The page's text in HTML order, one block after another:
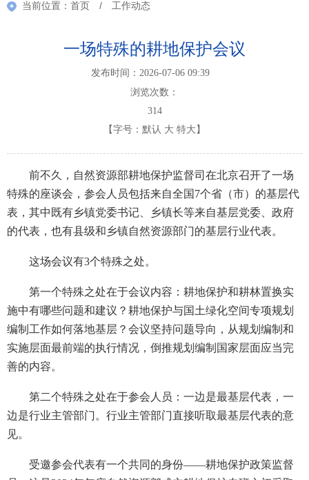
当前位置： 首页 / 工作动态
一场特殊的耕地保护会议
发布时间：2026-07-06 09:39
浏览次数：
314
【字号： 默认 大 特大 】
前不久，自然资源部耕地保护监督司在北京召开了一场
特殊的座谈会，参会人员包括来自全国7个省（市）的基层代
表，其中既有乡镇党委书记、乡镇长等来自基层党委、政府
的代表，也有县级和乡镇自然资源部门的基层行业代表。
这场会议有3个特殊之处。
第一个特殊之处在于会议内容：耕地保护和耕林置换实
施中有哪些问题和建议？耕地保护与国土绿化空间专项规划
编制工作如何落地基层？会议坚持问题导向，从规划编制和
实施层面最前端的执行情况，倒推规划编制国家层面应当完
善的内容。
第二个特殊之处在于参会人员：一边是最基层代表，一
边是行业主管部门。行业主管部门直接听取最基层代表的意
见。
受邀参会代表有一个共同的身份——耕地保护政策监督